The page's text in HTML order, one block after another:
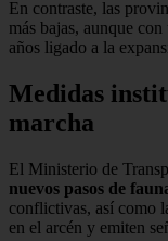
En contraste, las
más bajas, aunque
años ligado a la
Medidas
marcha
El Ministerio de
nuevos pasos de
conflictivas, así como
en el arcén y emiten